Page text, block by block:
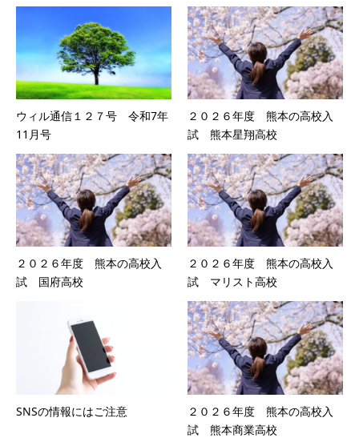
ウィル通信１２７号 令和7年
11月号
２０２６年度 熊本の高校入
試 熊本星翔高校
２０２６年度 熊本の高校入
試 国府高校
２０２６年度 熊本の高校入
試 マリスト高校
SNSの情報にはご注意
２０２６年度 熊本の高校入
試 熊本商業高校